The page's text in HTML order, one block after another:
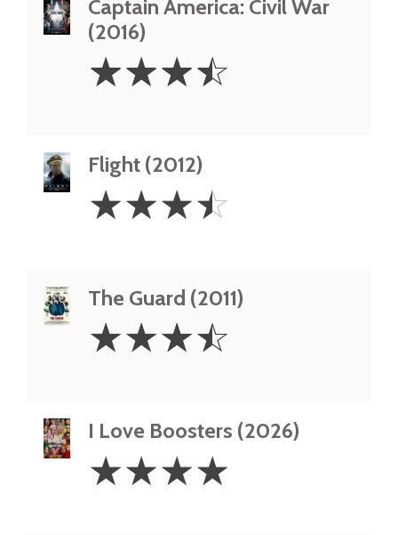
Captain America: Civil War
(2016)
3.5
Stars
☆☆☆☆
Flight (2012)
3.5
Stars
☆☆☆☆
The Guard (2011)
3.5
Stars
☆☆☆☆
I Love Boosters (2026)
Stars
☆☆☆☆